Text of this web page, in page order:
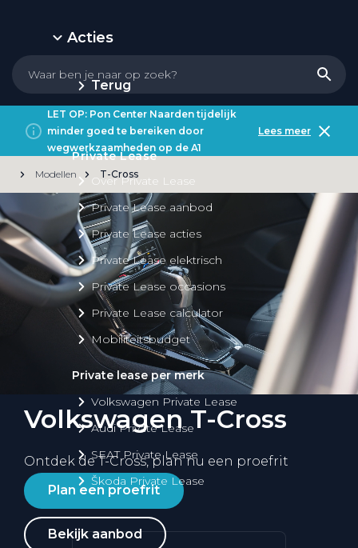
Acties
Terug
Private Lease
Over Private Lease
Private Lease aanbod
Private Lease acties
Private Lease elektrisch
Private Lease occasions
Private Lease calculator
Mobiliteitsbudget
Private lease per merk
Volkswagen Private Lease
Audi Private Lease
SEAT Private Lease
Škoda Private Lease
LET OP: Pon Center Naarden tijdelijk
minder goed te bereiken door
wegwerkzaamheden op de A1
Lees meer
Modellen T-Cross
Volkswagen T-Cross
Ontdek de T-Cross, plan nu een proefrit
Plan een proefrit
Bekijk aanbod